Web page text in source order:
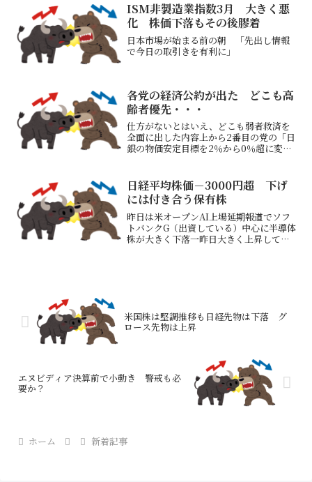
ISM非製造業指数3月 大きく悪
化 株価下落もその後膠着
日本市場が始まる前の朝 「先出し情報
で今日の取引きを有利に」
各党の経済公約が出た どこも高
齢者優先・・・
仕方がないとはいえ、どこも弱者救済を
全面に出した内容上から2番目の党の「日
銀の物価安定目標を2％から0％超に変
落、日本経済失速だろう（インフレは収
まる）政権交代がもし起...
日経平均株価－3000円超 下げ
には付き合う保有株
昨日は米オープンAI上場延期報道でソフ
トバンクG（出資している）中心に半導体
株が大きく下落一昨日大きく上昇してい
米国株は堅調推移も日経先物は下落 グ
ロース先物は上昇
エヌビディア決算前で小動き 警戒も必
要か？
ホーム 新着記事